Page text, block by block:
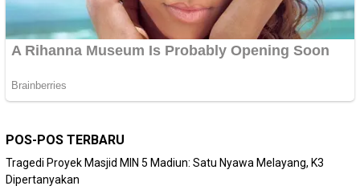
POS-POS TERBARU
Tragedi Proyek Masjid MIN 5 Madiun: Satu Nyawa Melayang, K3
Dipertanyakan